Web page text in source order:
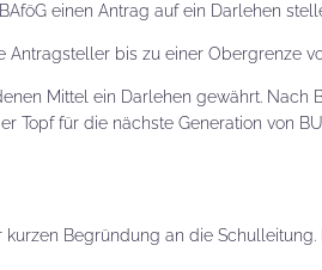
einen Antrag auf ein Darlehen
bis zu einer Obergrenze
Mittel ein Darlehen gewährt.
Topf für die nächste Generation von
Begründung an die